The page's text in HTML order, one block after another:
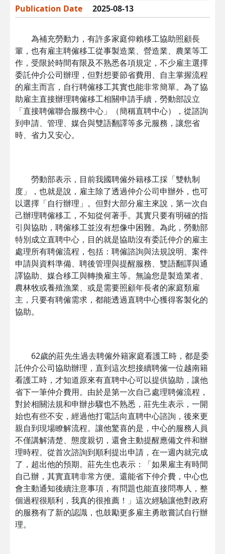
Publication Date 2025-08-13
為補充勞動力，有許多家庭仰賴移工協助照顧長
輩，也有雇主聘僱移工從事製造業、營造業、農業等工
作，受限於時間有限及不熟悉各項規定，不少雇主選擇
委託仲介公司辦理，但對想要節省費用、自主掌握流程
的雇主而言，自行聘僱移工其實也能非常簡單。為了協
助雇主直接辦理聘僱移工相關申請手續，勞動部設立
「直接聘僱聯合服務中心」（簡稱直聘中心），從諮詢
到申請、管理、媒合與雙語翻譯等多元服務，讓您省
時、省力又安心。
勞動部表示，目前我國聘僱外籍移工採「雙軌制
度」，也就是說，雇主除了透過仲介公司申辦外，也可
以選擇「自行辦理」。但對大部分雇主來說，第一次自
己辦理聘僱移工，不知從何著手。其實只要有明確的指
引與協助，聘僱移工並沒有想像中困難。為此，勞動部
特別成立直聘中心，目的就是協助沒有委託仲介的雇主
處理所有聘僱流程，包括：聘僱諮詢與法規說明、案件
申請與資料準備、聘後管理與提醒服務、雙語翻譯與通
譯協助、媒合移工與轉換雇主等。無論您是製造業者、
農林牧或養殖漁業、或是需要照顧年長者的家庭類雇
主，只要有聘僱需求，都能透過直聘中心獲得客製化的
協助。
62歲的莊先生過去聘僱外籍家庭看護工時，都是委
託仲介公司協助辦理，直到這次想接續聘僱一位越南籍
看護工時，才知道原來有直聘中心可以提供協助，讓他
省下一筆仲介費用。由於是第一次自己處理聘僱流程，
對於相關法規和申辦步驟也不熟悉，莊先生表示，一開
始也有些不安，經過他打電話向直聘中心諮詢，後來更
親自到現場瞭解流程。讓他驚喜的是，中心的服務人員
不僅講解清楚、態度親切，還會主動提醒應備文件和辦
理時程。從首次諮詢到順利提出申請，在一週內就完成
了，超出他的預期。莊先生也表示：「如果雇主有時間
自己辦，其實直聘非常方便。還能省下仲介費，中心也
會主動通知後續注意事項，有問題也能直接問專人，整
個過程很順利，我真的很推薦！」這次經驗讓他對政府
的服務有了新的認識，也鼓勵更多雇主勇敢嘗試自行辦
理。